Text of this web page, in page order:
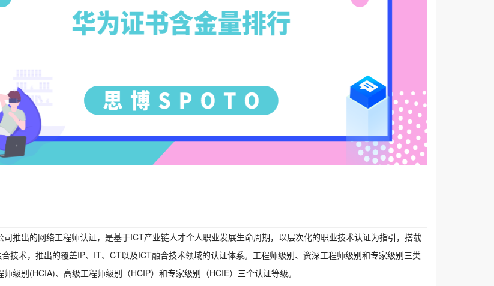
司推出的网络工程师认证，是基于ICT产业链人才个人职业发展生命周期，以层次化的职业技术认证为指引，搭载
合技术，推出的覆盖IP、IT、CT以及ICT融合技术领域的认证体系。工程师级别、资深工程师级别和专家级别三类
级别(HCIA)、高级工程师级别（HCIP）和专家级别（HCIE）三个认证等级。